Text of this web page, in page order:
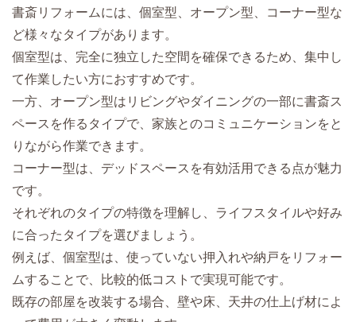
書斎リフォームには、個室型、オープン型、コーナー型な
ど様々なタイプがあります。
個室型は、完全に独立した空間を確保できるため、集中し
て作業したい方におすすめです。
一方、オープン型はリビングやダイニングの一部に書斎ス
ペースを作るタイプで、家族とのコミュニケーションをと
りながら作業できます。
コーナー型は、デッドスペースを有効活用できる点が魅力
です。
それぞれのタイプの特徴を理解し、ライフスタイルや好み
に合ったタイプを選びましょう。
例えば、個室型は、使っていない押入れや納戸をリフォー
ムすることで、比較的低コストで実現可能です。
既存の部屋を改装する場合、壁や床、天井の仕上げ材によ